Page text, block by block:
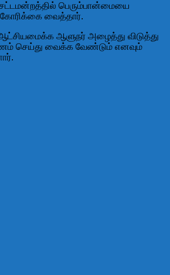
சட்டமன்றத்தில் பெரும்பான்மையை
கோரிக்கை வைத்தார்.
ஆளுநர் அழைத்து விடுத்து
செய்து வைக்க வேண்டும் எனவும்